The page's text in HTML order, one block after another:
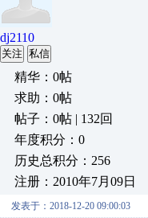
dj2110
关注 私信
精华：0帖
求助：0帖
帖子：0帖 | 132回
年度积分：0
历史总积分：256
注册：2010年7月09日
发表于：2018-12-20 09:00:03